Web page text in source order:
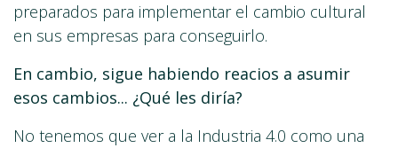
preparados para implementar el cambio cultural
en sus empresas para conseguirlo.
En cambio, sigue habiendo reacios a asumir
esos cambios... ¿Qué les diría?
No tenemos que ver a la Industria 4.0 como una